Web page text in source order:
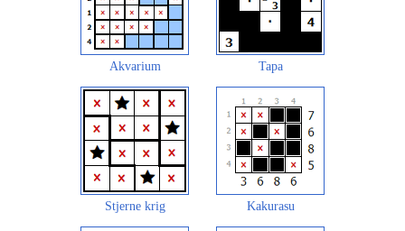
Akvarium Tapa
Stjerne krig Kakurasu